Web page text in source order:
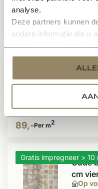
analyse.
Deze partners kunnen
andere informatie die u
services.
119,- Per m
Oude
23 x
89,-Per m2
Gratis impregneer > 10
Op
Oude
cm